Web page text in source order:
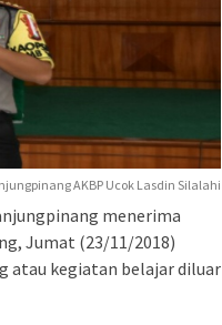
AKBP Ucok Lasdin Silalahi
menerima
Jumat (23/11/2018)
atau kegiatan belajar diluar